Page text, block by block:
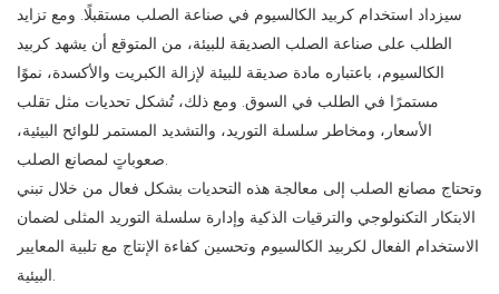
سيزداد استخدام كربيد الكالسيوم في صناعة الصلب مستقبلًا. ومع تزايد
الطلب على صناعة الصلب الصديقة للبيئة، من المتوقع أن يشهد كربيد
الكالسيوم، باعتباره مادة صديقة للبيئة لإزالة الكبريت والأكسدة، نموًا
مستمرًا في الطلب في السوق. ومع ذلك، تُشكل تحديات مثل تقلب
الأسعار، ومخاطر سلسلة التوريد، والتشديد المستمر للوائح البيئية،
صعوباتٍ لمصانع الصلب.
وتحتاج مصانع الصلب إلى معالجة هذه التحديات بشكل فعال من خلال تبني
الابتكار التكنولوجي والترقيات الذكية وإدارة سلسلة التوريد المثلى لضمان
الاستخدام الفعال لكربيد الكالسيوم وتحسين كفاءة الإنتاج مع تلبية المعايير
البيئية.